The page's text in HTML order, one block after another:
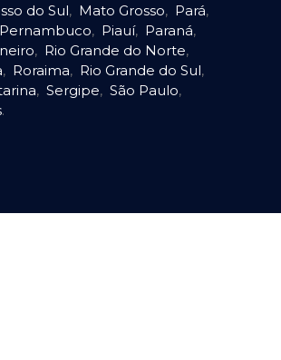
do Sul, Mato Grosso, Pará,
Pernambuco, Piauí, Paraná,
, Rio Grande do Norte,
, Roraima, Rio Grande do Sul,
, Sergipe, São Paulo,
.